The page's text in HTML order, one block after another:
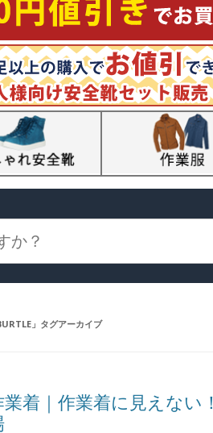
」タグアーカイブ
業着｜作業着に見えな